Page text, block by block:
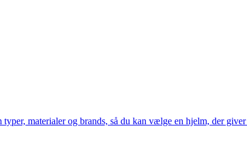
materialer og brands, så du kan vælge en hjelm, der